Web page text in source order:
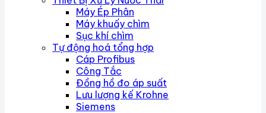
Máy Ép Phân
Máy khuấy chìm
Sục khí chìm
Tự động hoá tổng hợp
Cáp Profibus
Công Tắc
Đồng hồ đo áp suất
Lưu lượng kế Krohne
Siemens